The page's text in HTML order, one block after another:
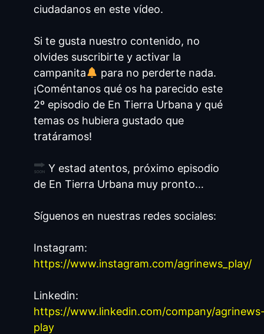
¡Regístrate
Más!
donde tendrás una mejor
experiencia y acceder a toda
ciudadanos en este vídeo.
Si te gusta nuestro contenido, no
olvides suscribirte y activar la
campanita
para no perderte nada.
¡Coméntanos qué os ha parecido este
2º episodio de En Tierra Urbana y qué
temas os hubiera gustado que
tratáramos!
Y estad atentos, próximo episodio
de En Tierra Urbana muy pronto…
Síguenos en nuestras redes sociales:
Instagram:
https://www.instagram.com/agrinews_play/
Linkedin:
https://www.linkedin.com/company/
play